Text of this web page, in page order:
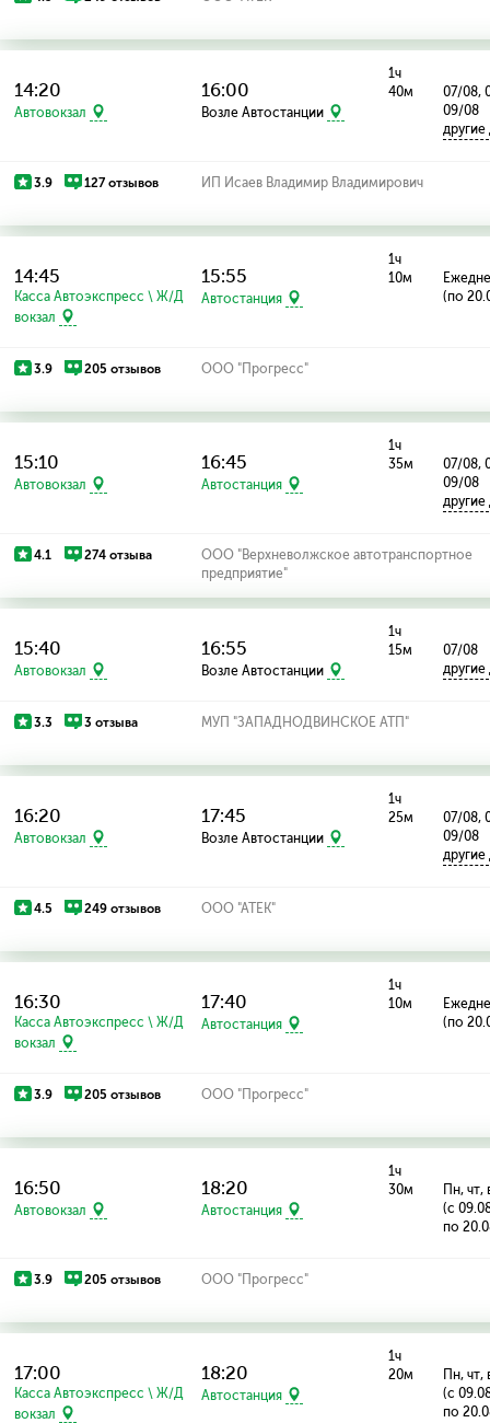
14:20
Автовокзал
16:00
Возле Автостанции
1ч
40м
07/08,
09/08
3.9 127 отзывов ИП Исаев Владимир Владимирович
14:45
Касса Автоэкспресс \ Ж/Д
вокзал
15:55
Автостанция
1ч
10м
(по
3.9 205 отзывов ООО "Прогресс"
15:10
Автовокзал
16:45
Автостанция
1ч
35м
07/08,
09/08
4.1 274 отзыва
ООО "Верхневолжское автотранспортное
предприятие"
15:40
Автовокзал
16:55
Возле Автостанции
1ч
15м
07/08
3.3 3 отзыва МУП "ЗАПАДНОДВИНСКОЕ АТП"
16:20
Автовокзал
17:45
Возле Автостанции
1ч
25м
07/08,
09/08
4.5 249 отзывов ООО "АТЕК"
16:30
Касса Автоэкспресс \ Ж/Д
вокзал
17:40
Автостанция
1ч
10м
(по
3.9 205 отзывов ООО "Прогресс"
16:50
Автовокзал
18:20
Автостанция
1ч
30м
Пн, чт,
(с
по
3.9 205 отзывов ООО "Прогресс"
17:00
Касса Автоэкспресс \ Ж/Д
вокзал
18:20
Автостанция
1ч
20м
Пн, чт,
(с
по